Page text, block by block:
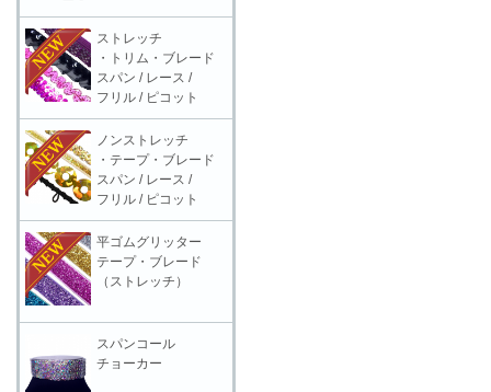
ストレッチ
・トリム・ブレード
スパン / レース /
フリル / ピコット
ノンストレッチ
・テープ・ブレード
スパン / レース /
フリル / ピコット
平ゴムグリッター
テープ・ブレード
（ストレッチ）
スパンコール
チョーカー